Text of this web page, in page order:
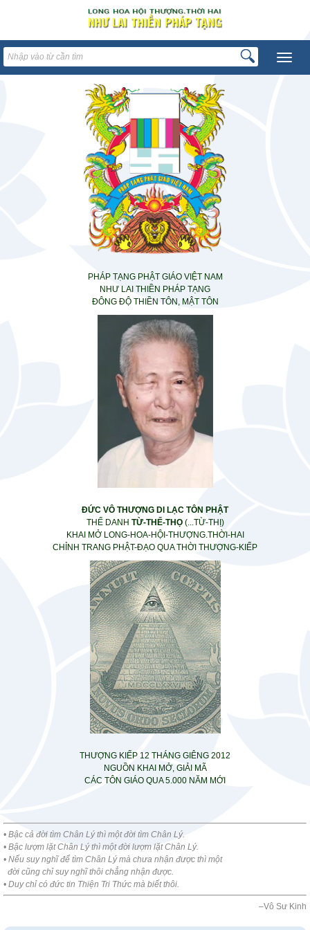
PHÁP TẠNG PHẬT GIÁO VIỆT NAM
NHƯ LAI THIỀN PHÁP TẠNG
ĐÔNG ĐỘ THIỀN TÔN, MẬT TÔN
ĐỨC VÔ THƯỢNG DI LẠC TÔN PHẬT
THẾ DANH TỪ-THẾ-THỌ(...TỪ-THỊ)
KHAI MỞ LONG-HOA-HỘI-THƯỢNG.THỜI-HAI
CHỈNH TRANG PHẬT-ĐẠO QUA THỜI THƯỢNG-KIẾP
THƯỢNG KIẾP 12 THÁNG GIÊNG 2012
NGUỒN KHAI MỞ, GIẢI MÃ
CÁC TÔN GIÁO QUA 5.000 NĂM MỚI
• Bậc cả đời tìm Chân Lý thì một đời tìm Chân Lý.
• Bậc lượm lặt Chân Lý thì một đời lượm lặt Chân Lý.
• Nếu suy nghĩ để tìm Chân Lý mà chưa nhận được thì một
đời cũng chỉ suy nghĩ thôi chẳng nhận được.
• Duy chỉ có đức tin Thiện Tri Thức mà biết thôi.
–Vô Sư Kinh